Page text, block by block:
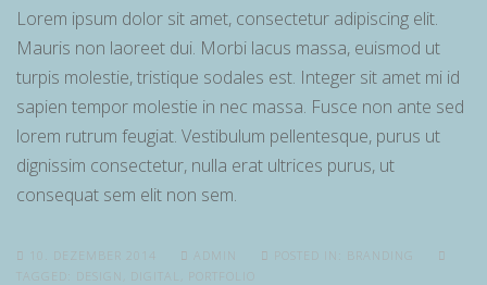
Lorem ipsum dolor sit amet, consectetur adipiscing elit.
Mauris non laoreet dui. Morbi lacus massa, euismod ut
turpis molestie, tristique sodales est. Integer sit amet mi id
sapien tempor molestie in nec massa. Fusce non ante sed
lorem rutrum feugiat. Vestibulum pellentesque, purus ut
dignissim consectetur, nulla erat ultrices purus, ut
consequat sem elit non sem.
10. DEZEMBER 2014 ADMIN POSTED IN: BRANDING
TAGGED: DESIGN DIGITAL PORTFOLIO